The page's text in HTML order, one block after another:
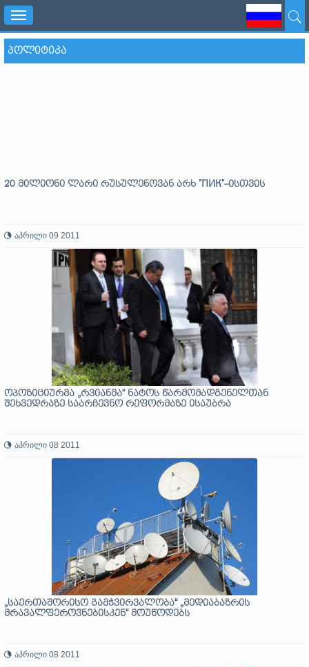
Toggle
navigation
ᲞᲝᲚᲘᲢᲘᲙᲐ
20 მილიონი ლარი რუსულენოვან არხ "ПИК"–ისთვის
აპრილი 09 2011
ოპოზიციურმა „რვიანმა“ ნატოს წარმომადგენელთან
შეხვედრაზე საარჩევნო რეფორმაზე ისაუბრა
აპრილი 08 2011
„საერთაშორისო გამჭვირვალობა“ „მედიაბაზრის
მრავალფეროვნებისკენ“ მოუწოდებს
აპრილი 08 2011